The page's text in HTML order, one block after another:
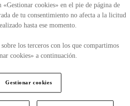
cookies» en el pie de página de
de tu consentimiento no afecta a la licitud
hasta ese momento.
los terceros con los que compartimos
cookies» a continuación.
Gestionar cookies